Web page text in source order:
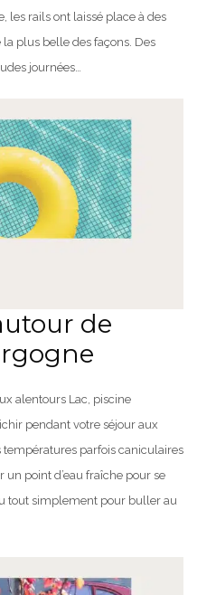
les rails ont laissé place à des
plus belle des façons. Des
journées…
de
alentours Lac, piscine
pendant votre séjour aux
températures parfois caniculaires
un point d’eau fraîche pour se
tout simplement pour buller au